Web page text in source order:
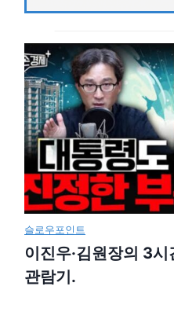
슬로우포인트
이진우·김원장의 3시
관람기.